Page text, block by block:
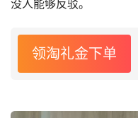
没人能够反驳。
领淘礼金下单